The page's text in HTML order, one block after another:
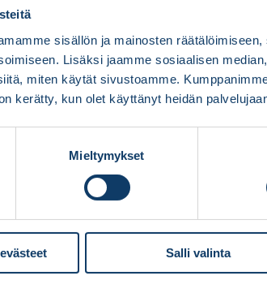
sisällön ja mainosten
Lisäksi jaamme sosiaalisen
miten käytät sivustoamme.
kerätty, kun olet käyttänyt heidän
Mieltymykset
Salli valinta